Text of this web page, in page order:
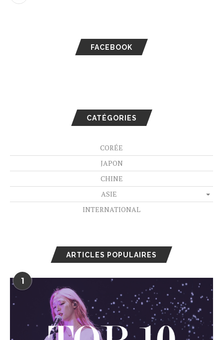
FACEBOOK
CATÉGORIES
CORÉE
JAPON
CHINE
ASIE
INTERNATIONAL
ARTICLES POPULAIRES
1